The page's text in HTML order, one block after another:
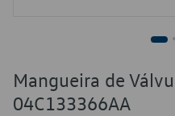
Mangueira de
04C133366AA